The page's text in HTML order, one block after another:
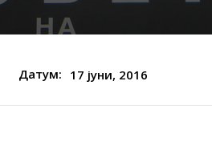
Датум: 17 јуни, 2016